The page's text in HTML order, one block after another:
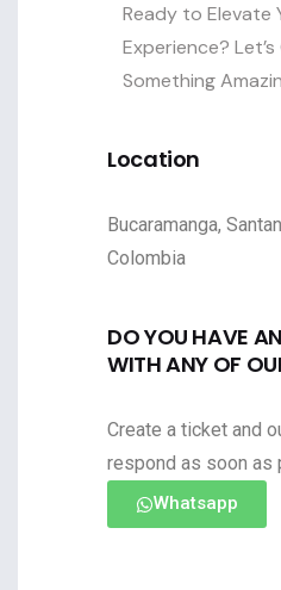
Ready to Elevate
Experience?
Something
Location
Bucaramanga,
Colombia
DO YOU HAVE
WITH ANY OF
Create a ticket and
respond as soon as
Whatsapp